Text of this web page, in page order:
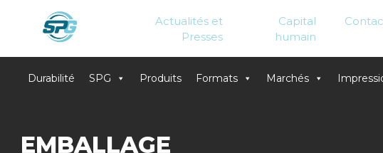
content
Actualités et
Presses
Capital
humain
Durabilité SPG Produits Formats Marchés
EMBALLAGE